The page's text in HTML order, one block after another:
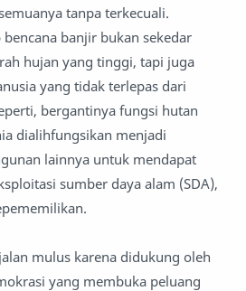
tanpa terkecuali.
banjir bukan sekedar
hujan yang tinggi, tapi juga
yang tidak terlepas dari
bergantinya fungsi hutan
dialihfungsikan menjadi
lainnya untuk mendapat
sumber daya alam (SDA),
mulus karena didukung oleh
yang membuka peluang